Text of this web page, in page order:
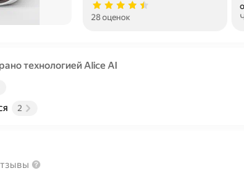
28 оценок
технологией Alice AI
2